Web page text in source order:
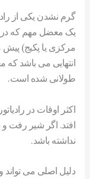
گرم نشدن یکی از
یک معضل مهم که در
مرکزی یا پکیج) پیش
انتهایی می باشد
طولانی شده است.
اکثر اوقات در
افتد. اگر شیر رفت
نداشته باشد.
دلیل اصلی می تواند